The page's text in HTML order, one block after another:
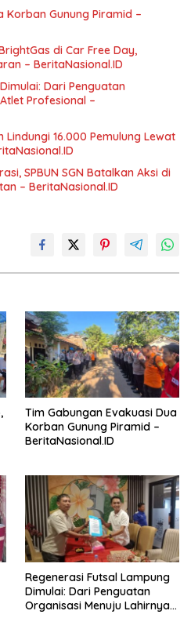
Korban Gunung Piramid –
di Car Free Day,
– BeritaNasional.ID
Dari Penguatan
Profesional –
Lindungi 16.000 Pemulung Lewat
SPBUN SGN Batalkan Aksi di
– BeritaNasional.ID
Tim Gabungan Evakuasi Dua
Korban Gunung Piramid –
BeritaNasional.ID
Regenerasi Futsal Lampung
Dimulai: Dari Penguatan
Organisasi Menuju Lahirnya